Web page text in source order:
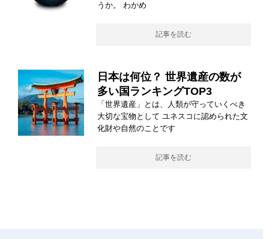
うか。 わかめ
記事を読む
日本は何位？ 世界遺産の数が
多い国ランキングTOP3
「世界遺産」とは、人類が守っていくべき
大切な宝物として ユネスコに認められた文
化財や自然のことです
記事を読む